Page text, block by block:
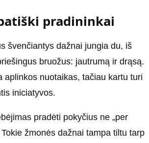
pradininkai
švenčiantys dažnai jungia du, iš
bruožus: jautrumą ir drąsą.
aplinkos nuotaikas, tačiau kartu turi
iniciatyvos.
pradėti pokyčius ne „per
žmonės dažnai tampa tiltu tarp